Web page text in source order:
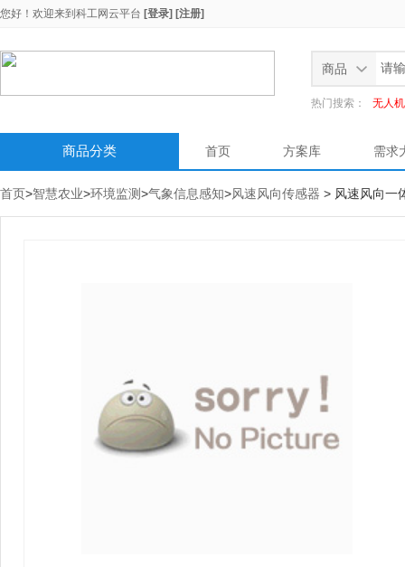
您好！欢迎来到 科工网云平台 [登录] [注册]
商品
热门搜索： 无人机
商品分类 首页 方案库 需求
首页>智慧农业>环境监测>气象信息感知>风速风向传感器 > 风速风向一